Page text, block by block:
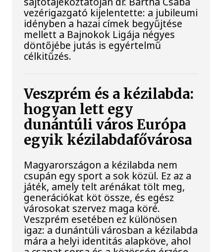
vezérigazgató kijelentette: a jubileumi
idényben a hazai címek begyűjtése
mellett a Bajnokok Ligája négyes
döntőjébe jutás is egyértelmű
célkitűzés.
Veszprém és a kézilabda:
hogyan lett egy
dunántúli város Európa
egyik kézilabdafővárosa
Magyarországon a kézilabda nem
csupán egy sport a sok közül. Ez az a
játék, amely telt arénákat tölt meg,
generációkat köt össze, és egész
városokat szervez maga köré.
Veszprém esetében ez különösen
igaz: a dunántúli városban a kézilabda
mára a helyi identitás alapköve, ahol